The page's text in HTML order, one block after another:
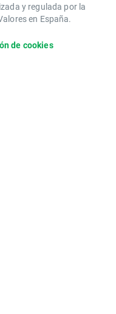
y regulada por la
en España.
de cookies